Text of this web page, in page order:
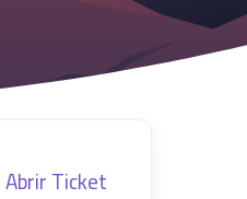
Abrir Ticket